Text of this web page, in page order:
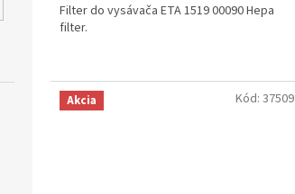
Filter do vysávača ETA 1519 00090 Hepa
filter.
Akcia Kód: 37509